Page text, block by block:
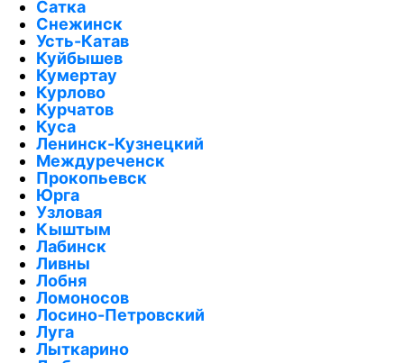
Сатка
Снежинск
Усть-Катав
Куйбышев
Кумертау
Курлово
Курчатов
Куса
Ленинск-Кузнецкий
Междуреченск
Прокопьевск
Юрга
Узловая
Кыштым
Лабинск
Ливны
Лобня
Ломоносов
Лосино-Петровский
Луга
Лыткарино